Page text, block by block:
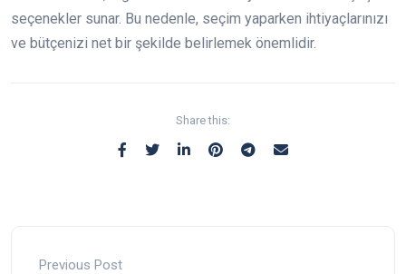
seçenekler sunar. Bu nedenle, seçim yaparken ihtiyaçlarınızı
ve bütçenizi net bir şekilde belirlemek önemlidir.
Share this:
Previous Post